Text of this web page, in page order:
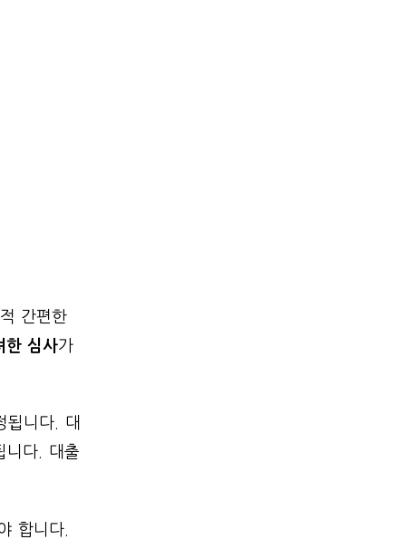
간편한
한 심사가
됩니다. 대
니다. 대출
합니다.